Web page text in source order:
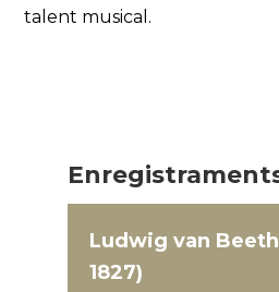
talent musical.
Ludwig van
1827)